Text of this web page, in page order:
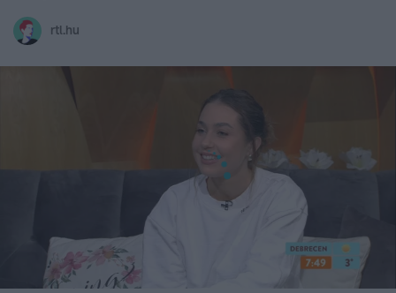
rtl.hu